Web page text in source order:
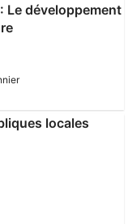
Le développement